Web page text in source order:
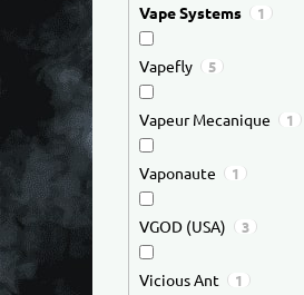
Vape Systems 1
Vapefly 5
Vapeur Mecanique 1
Vaponaute 1
VGOD (USA) 3
Vicious Ant 1